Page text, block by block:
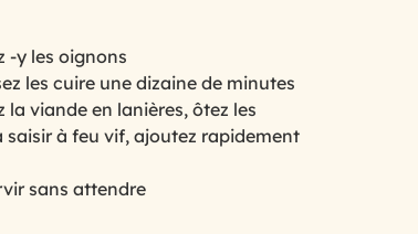
la plancha
-y les oignons
les cuire une dizaine de minutes
viande en lanières, ôtez les
saisir à feu vif, ajoutez rapidement
sans attendre